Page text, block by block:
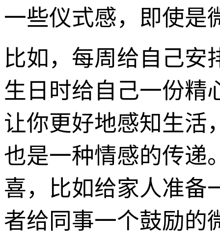
一些仪式感，即使是
比如，每周给自己安
生日时给自己一份精
让你更好地感知生活
也是一种情感的传递
喜，比如给家人准备
者给同事一个鼓励的